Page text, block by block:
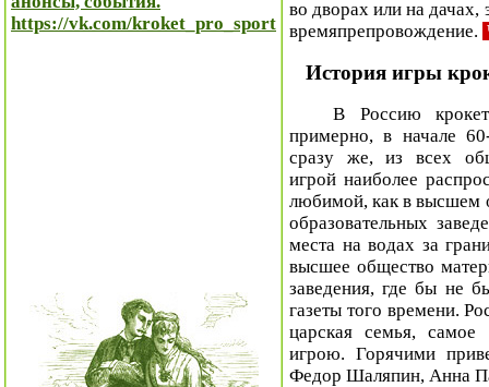
https://vk.com/kroket_pro_sport
во дворах или на дачах,
времяпрепровождение.
История игры
В Россию крокет
примерно, в начале
сразу же, из всех
игрой наиболее
любимой, как в высшем
образовательных
места на водах за
высшее общество
заведения, где бы не
газеты того времени.
царская семья, самое
игрою. Горячими
Федор Шаляпин, Анна